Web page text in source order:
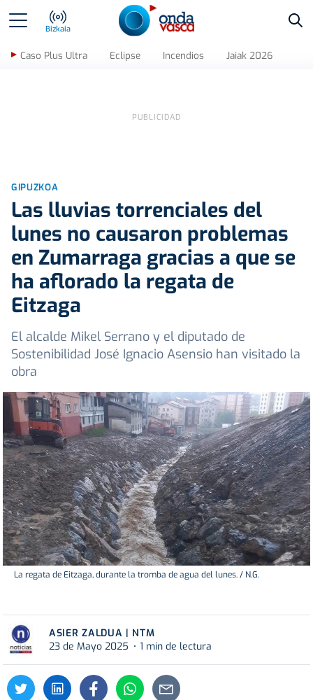
Bizkaia
Caso Plus Ultra Eclipse Incendios Jaiak 2026
GIPUZKOA
Las lluvias torrenciales del
lunes no causaron problemas
en Zumarraga gracias a que se
ha aflorado la regata de
Eitzaga
El alcalde Mikel Serrano y el diputado de
Sostenibilidad José Ignacio Asensio han visitado la
obra
La regata de Eitzaga, durante la tromba de agua del lunes. / N.G.
ASIER ZALDUA | NTM
23 de Mayo 2025
1 min de lectura